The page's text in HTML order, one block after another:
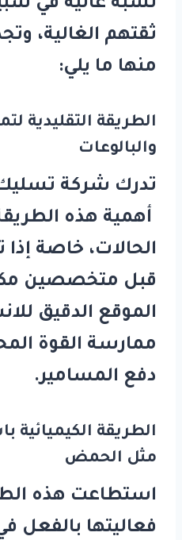
نسبة عالية في
ثقتهم الغالية،
منها ما يلي:
الطريقة التقليدية
والبالوعات
تدرك شركة
أهمية هذه
الحالات، خاصة إذا
قبل متخصصين
الموقع الدقيق
ممارسة القوة
دفع المسامير.
الطريقة الكيميائية
مثل الحمض
استطاعت هذه
فعاليتها بالفعل